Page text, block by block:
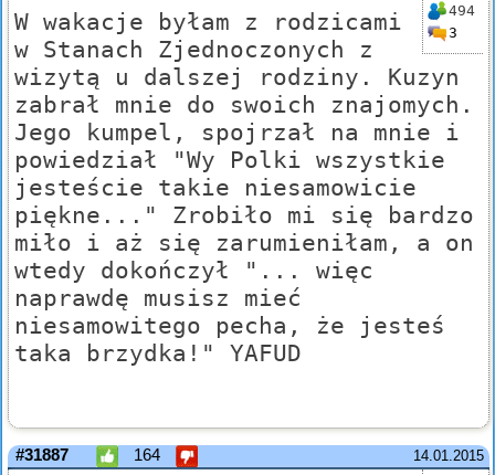
494
3
W wakacje byłam z rodzicami
w Stanach Zjednoczonych z
wizytą u dalszej rodziny. Kuzyn
zabrał mnie do swoich znajomych.
Jego kumpel, spojrzał na mnie i
powiedział "Wy Polki wszystkie
jesteście takie niesamowicie
piękne..." Zrobiło mi się bardzo
miło i aż się zarumieniłam, a on
wtedy dokończył "... więc
naprawdę musisz mieć
niesamowitego pecha, że jesteś
taka brzydka!" YAFUD
14.01.2015
#31887 164